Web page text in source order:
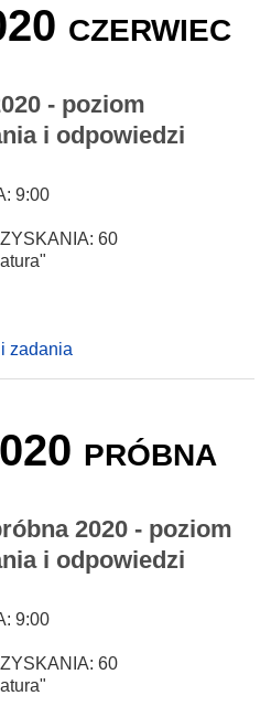
czerwiec
- poziom
i odpowiedzi
9:00
60
zadania
próbna
2020 - poziom
i odpowiedzi
9:00
60